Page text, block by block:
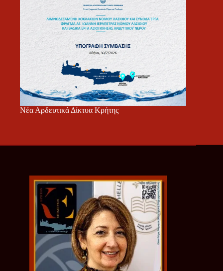
Νέα Αρδευτικά Δίκτυα Κρήτης